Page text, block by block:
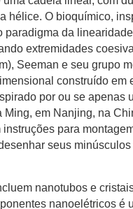
hélice. O bioquímico,
paradigma da
extremidades
Seeman e seu grupo
construído em
por ou se apenas
em Nanjing, na
para
seus
nanotubos e
nanoelétricos é